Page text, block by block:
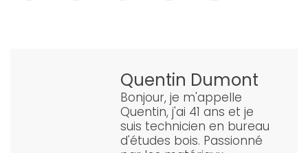
Quentin Dumont
Bonjour, je m'appelle
Quentin, j'ai 41 ans et je
suis technicien en bureau
d'études bois. Passionné